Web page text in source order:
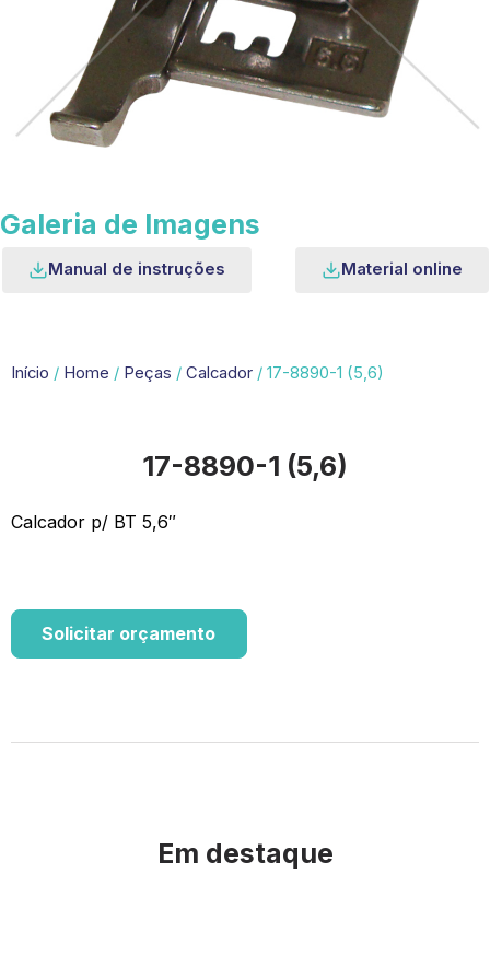
Galeria de Imagens
Manual de instruções Material online
Início / Home / Peças / Calcador / 17-8890-1 (5,6)
17-8890-1 (5,6)
Calcador p/ BT 5,6″
Solicitar orçamento
Em destaque